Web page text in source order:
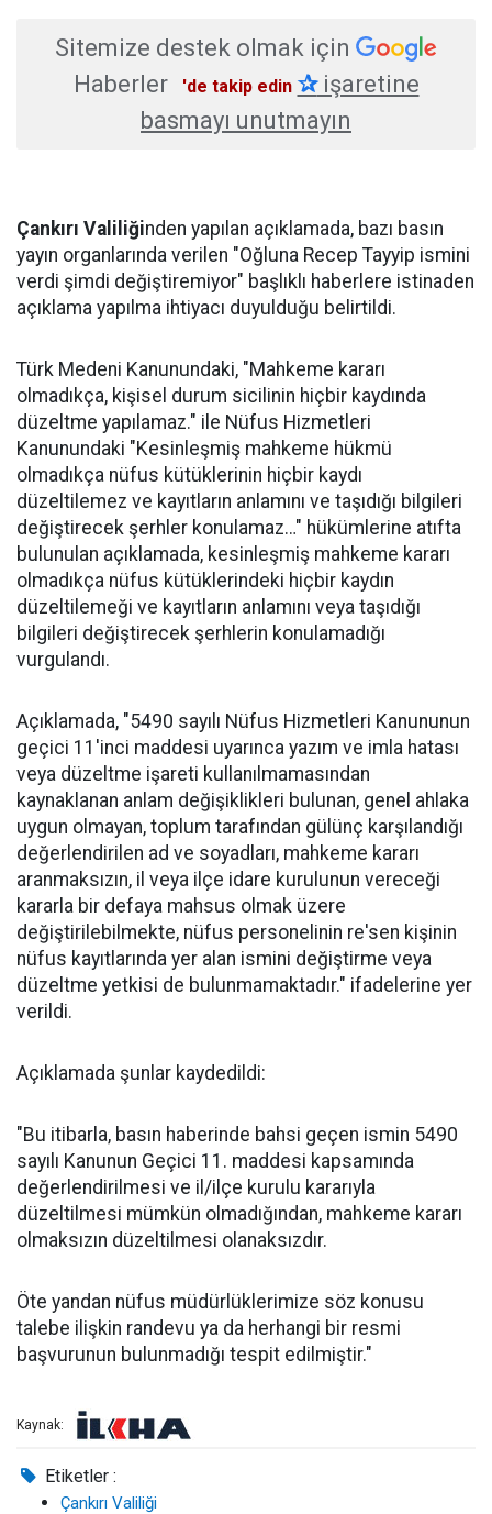
Sitemize destek olmak için
Haberler
'de takip edin ✰işaretine
basmayı unutmayın
Çankırı Valiliğinden yapılan açıklamada, bazı basın
yayın organlarında verilen "Oğluna Recep Tayyip ismini
verdi şimdi değiştiremiyor" başlıklı haberlere istinaden
açıklama yapılma ihtiyacı duyulduğu belirtildi.
Türk Medeni Kanunundaki, "Mahkeme kararı
olmadıkça, kişisel durum sicilinin hiçbir kaydında
düzeltme yapılamaz." ile Nüfus Hizmetleri
Kanunundaki "Kesinleşmiş mahkeme hükmü
olmadıkça nüfus kütüklerinin hiçbir kaydı
düzeltilemez ve kayıtların anlamını ve taşıdığı bilgileri
değiştirecek şerhler konulamaz…" hükümlerine atıfta
bulunulan açıklamada, kesinleşmiş mahkeme kararı
olmadıkça nüfus kütüklerindeki hiçbir kaydın
düzeltilemeği ve kayıtların anlamını veya taşıdığı
bilgileri değiştirecek şerhlerin konulamadığı
vurgulandı.
Açıklamada, "5490 sayılı Nüfus Hizmetleri Kanununun
geçici 11'inci maddesi uyarınca yazım ve imla hatası
veya düzeltme işareti kullanılmamasından
kaynaklanan anlam değişiklikleri bulunan, genel ahlaka
uygun olmayan, toplum tarafından gülünç karşılandığı
değerlendirilen ad ve soyadları, mahkeme kararı
aranmaksızın, il veya ilçe idare kurulunun vereceği
kararla bir defaya mahsus olmak üzere
değiştirilebilmekte, nüfus personelinin re'sen kişinin
nüfus kayıtlarında yer alan ismini değiştirme veya
düzeltme yetkisi de bulunmamaktadır." ifadelerine yer
verildi.
Açıklamada şunlar kaydedildi:
"Bu itibarla, basın haberinde bahsi geçen ismin 5490
sayılı Kanunun Geçici 11. maddesi kapsamında
değerlendirilmesi ve il/ilçe kurulu kararıyla
düzeltilmesi mümkün olmadığından, mahkeme kararı
olmaksızın düzeltilmesi olanaksızdır.
Öte yandan nüfus müdürlüklerimize söz konusu
talebe ilişkin randevu ya da herhangi bir resmi
başvurunun bulunmadığı tespit edilmiştir."
Kaynak:
Etiketler :
Çankırı Valiliği